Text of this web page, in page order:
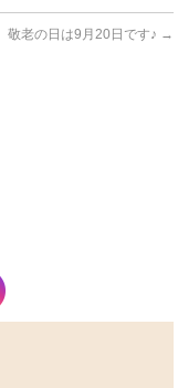
敬老の日は9月20日です♪ →